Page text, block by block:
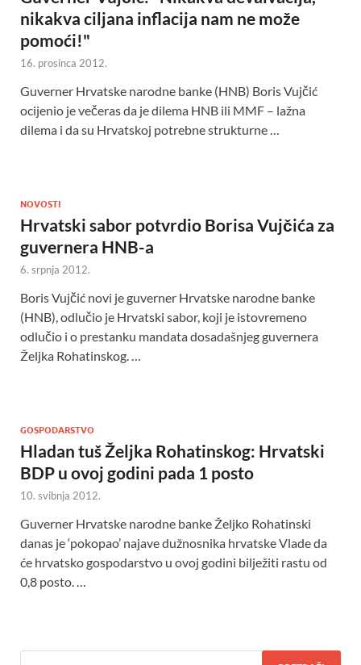
nikakva ciljana inflacija nam ne može
pomoći!"
16. prosinca 2012.
Guverner Hrvatske narodne banke (HNB) Boris Vujčić
ocijenio je večeras da je dilema HNB ili MMF – lažna
dilema i da su Hrvatskoj potrebne strukturne …
NOVOSTI
Hrvatski sabor potvrdio Borisa Vujčića za
guvernera HNB-a
6. srpnja 2012.
Boris Vujčić novi je guverner Hrvatske narodne banke
(HNB), odlučio je Hrvatski sabor, koji je istovremeno
odlučio i o prestanku mandata dosadašnjeg guvernera
Željka Rohatinskog. …
GOSPODARSTVO
Hladan tuš Željka Rohatinskog: Hrvatski
BDP u ovoj godini pada 1 posto
10. svibnja 2012.
Guverner Hrvatske narodne banke Željko Rohatinski
danas je ‘pokopao’ najave dužnosnika hrvatske Vlade da
će hrvatsko gospodarstvo u ovoj godini bilježiti rastu od
0,8 posto. …